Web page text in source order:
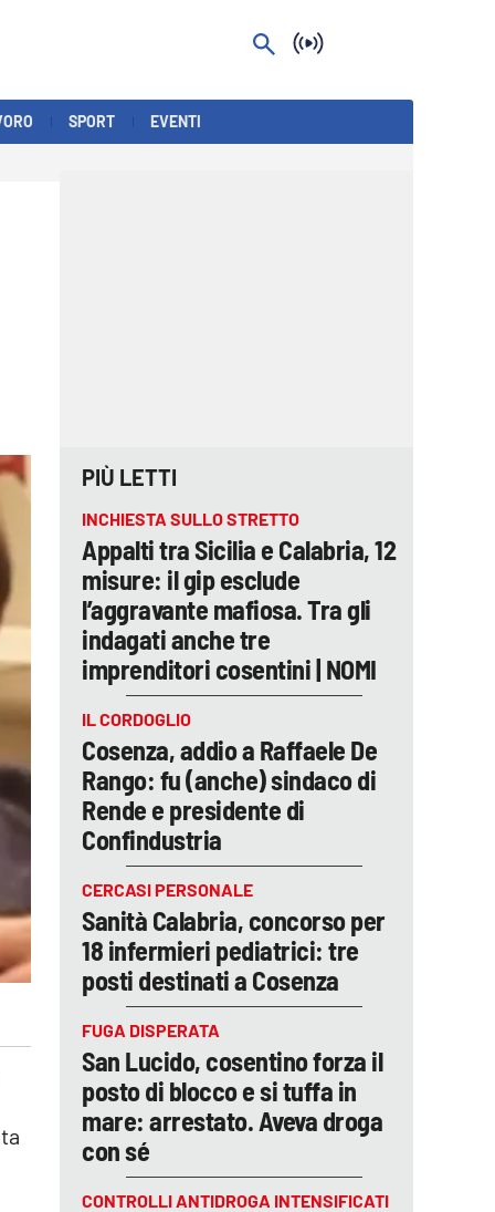
SPORT EVENTI
PIÙ LETTI
INCHIESTA SULLO STRETTO
Appalti tra Sicilia e Calabria, 12
misure: il gip esclude
l’aggravante mafiosa. Tra gli
indagati anche tre
imprenditori cosentini | NOMI
IL CORDOGLIO
Cosenza, addio a Raffaele De
Rango: fu (anche) sindaco di
Rende e presidente di
Confindustria
CERCASI PERSONALE
Sanità Calabria, concorso per
18 infermieri pediatrici: tre
posti destinati a Cosenza
FUGA DISPERATA
San Lucido, cosentino forza il
posto di blocco e si tuffa in
mare: arrestato. Aveva droga
con sé
CONTROLLI ANTIDROGA INTENSIFICATI